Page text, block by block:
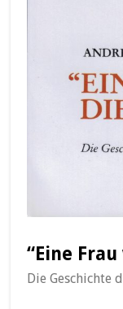
“Eine
Die Geschichte